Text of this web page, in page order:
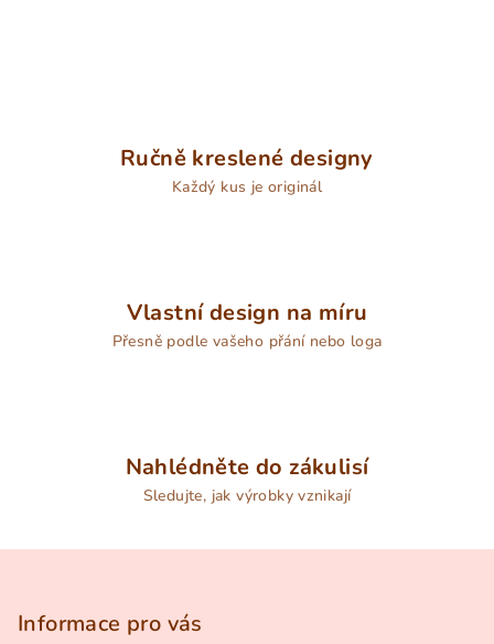
Ručně kreslené designy
Každý kus je originál
Vlastní design na míru
Přesně podle vašeho přání nebo loga
Nahlédněte do zákulisí
Sledujte, jak výrobky vznikají
Informace pro vás